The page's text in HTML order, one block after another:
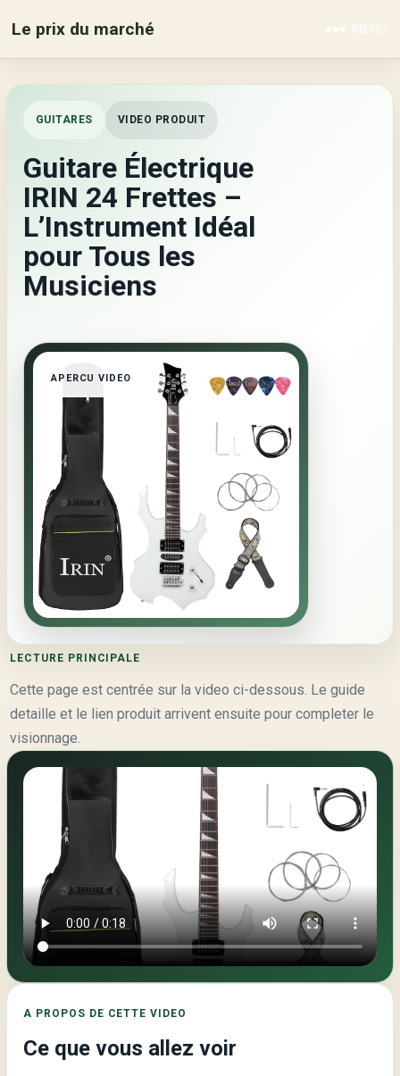
Le prix du marché MENU
GUITARES VIDEO PRODUIT
Guitare Électrique
IRIN 24 Frettes –
L’Instrument Idéal
pour Tous les
Musiciens
APERCU VIDEO
LECTURE PRINCIPALE
Cette page est centrée sur la video ci-dessous. Le guide
detaille et le lien produit arrivent ensuite pour completer le
visionnage.
Video
principale
de
la
Électrique
A PROPOS DE CETTE VIDEO
Ce que vous allez voir